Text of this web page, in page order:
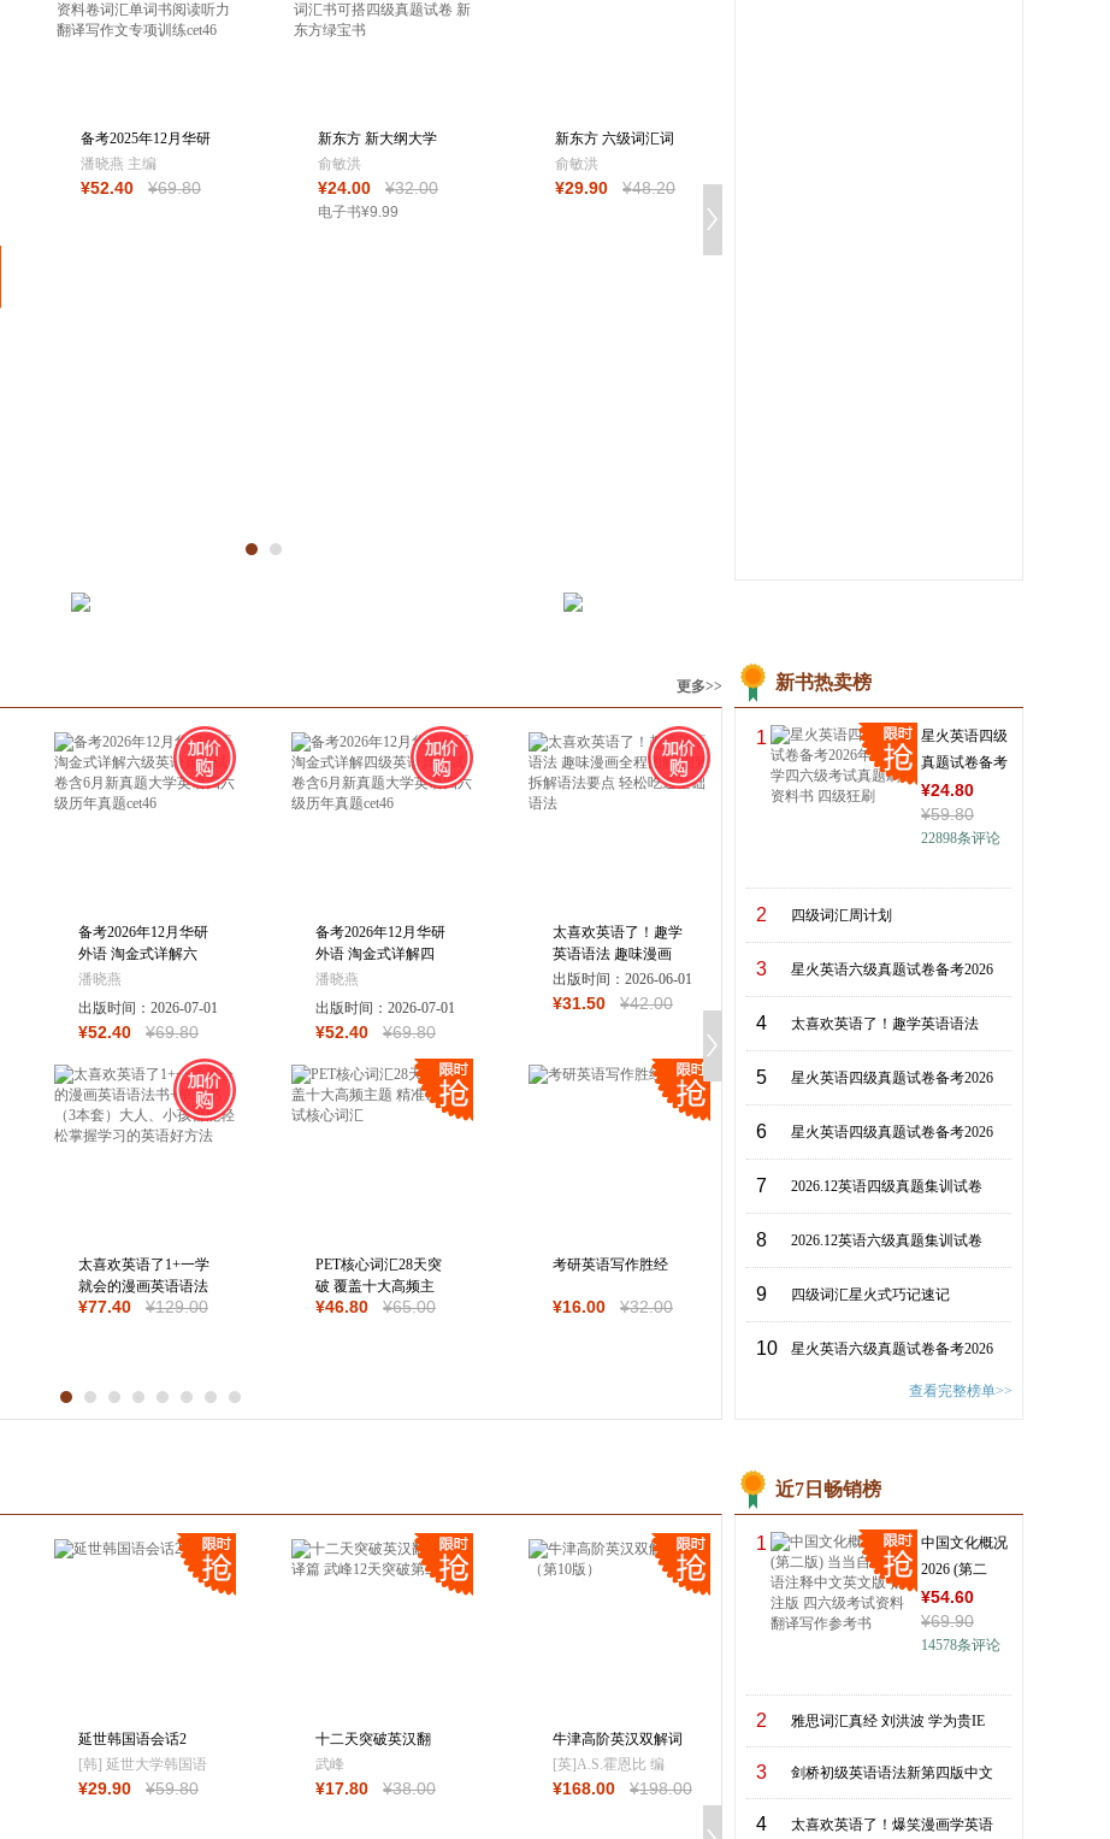
备考2025年12月华研
英语六级真题考
潘晓燕 主编
¥52.40 ¥69.80
新东方 新大纲大学
四级词汇词根+联
俞敏洪
¥24.00 ¥32.00
电子书¥9.99
新东方 六级词汇词
根+联想记忆法
俞敏洪
¥29.90 ¥48.20
更多>>
备考2026年12月华研
外语 淘金式详解六
级英语真题试卷含6
月新真题大学英语四
六级历年真题cet46
潘晓燕
出版时间： 2026-07-01
¥52.40 ¥69.80
备考2026年12月华研
外语 淘金式详解四
级英语真题试卷含6
月新真题大学英语四
六级历年真题cet46
潘晓燕
出版时间： 2026-07-01
¥52.40 ¥69.80
太喜欢英语了！趣学
英语语法 趣味漫画
全程图解 细致拆解
语法要点 轻松吃透
出版时间： 2026-06-01
¥31.50 ¥42.00
太喜欢英语了1+一学
就会的漫画英语语法
书+单词书（3本套）
¥77.40 ¥129.00
PET核心词汇28天突
破 覆盖十大高频主
题 精准讲解考试核
¥46.80 ¥65.00
考研英语写作胜经
¥16.00 ¥32.00
张玫
56 .90 ¥79.00
节 随书赠生词本 “美
国文坛巨子”马克吐
【美】马克·吐温,栗
新编英语语法大全集
（配练习册 全2册）
快速扫清语法盲区
出版时间：2026-08-01
大家的日语(第二版)
出版时间：
延世韩国语会话2
[韩] 延世大学韩国语
学堂 著；左昭 译
¥29.90 ¥59.80
十二天突破英汉翻
译 笔译篇 武峰12
武峰
¥17.80 ¥38.00
牛津高阶英汉双解词
典（第10版）
[英]A.S.霍恩比 编
¥168.00 ¥198.00
（机考笔试综合版
刘洪波
（英）萨拉·霍克
新书热卖榜
1
星火英语四级
真题试卷备考
2026年12月大
学四
¥24.80
¥59.80
22898条评论
2 四级词汇周计划
3 星火英语六级真题试卷备考2026
4 太喜欢英语了！趣学英语语法
5 星火英语四级真题试卷备考2026
6 星火英语四级真题试卷备考2026
7 2026.12英语四级真题集训试卷
8 2026.12英语六级真题集训试卷
9 四级词汇星火式巧记速记
10 星火英语六级真题试卷备考2026
查看完整榜单>>
近7日畅销榜
1
中国文化概况
2026 (第二
版) 当当自
营 双语
¥54.60
¥69.90
14578条评论
2 雅思词汇真经 刘洪波 学为贵IE
3 剑桥初级英语语法新第四版中文
4 太喜欢英语了！爆笑漫画学英语